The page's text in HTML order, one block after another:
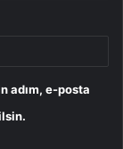
adım, e-posta